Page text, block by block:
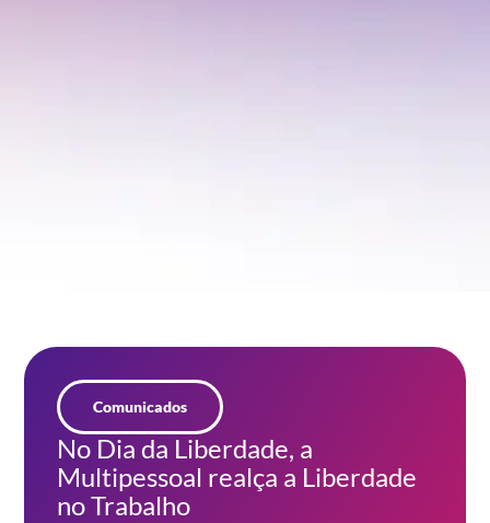
Comunicados
No Dia da Liberdade, a
Multipessoal realça a Liberdade
no Trabalho